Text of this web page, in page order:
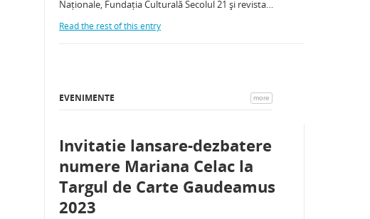
Naționale, Fundația Culturală Secolul 21 și revista…
Read the rest of this entry
EVENIMENTE more
Invitatie lansare-dezbatere
numere Mariana Celac la
Targul de Carte Gaudeamus
2023